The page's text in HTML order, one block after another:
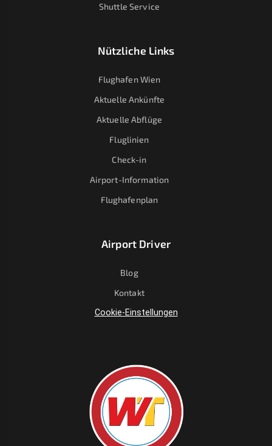
Shuttle Service
Nützliche Links
Flughafen Wien
Aktuelle Ankünfte
Aktuelle Abflüge
Fluglinien
Check-in
Airport-Information
Flughafenplan
Airport Driver
Blog
Kontakt
Cookie-Einstellungen